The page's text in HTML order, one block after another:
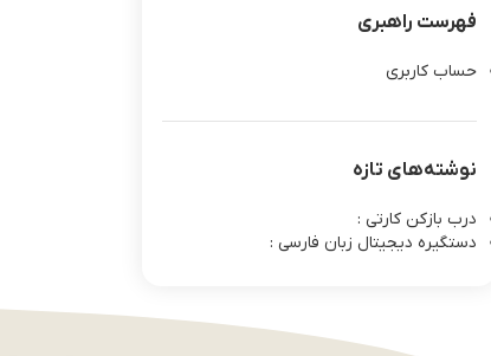
فهرست راهبری
حساب کاربری
نوشته‌های تازه
درب بازکن کارتی :
دستگیره دیجیتال زبان فارسی :